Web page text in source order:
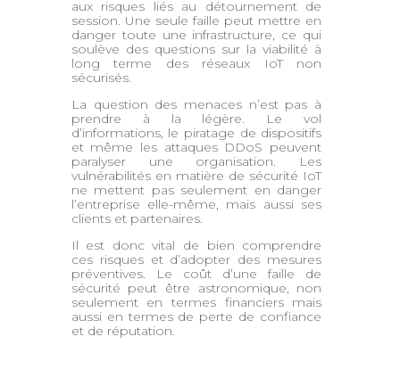
aux risques liés au détournement de
session. Une seule faille peut mettre en
danger toute une infrastructure, ce qui
soulève des questions sur la viabilité à
long terme des réseaux IoT non
sécurisés.
La question des menaces n’est pas à
prendre à la légère. Le vol
d’informations, le piratage de dispositifs
et même les attaques DDoS peuvent
paralyser une organisation. Les
vulnérabilités en matière de sécurité IoT
ne mettent pas seulement en danger
l’entreprise elle-même, mais aussi ses
clients et partenaires.
Il est donc vital de bien comprendre
ces risques et d’adopter des mesures
préventives. Le coût d’une faille de
sécurité peut être astronomique, non
seulement en termes financiers mais
aussi en termes de perte de confiance
et de réputation.